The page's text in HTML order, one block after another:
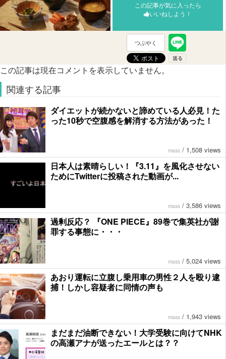
この記事が気に入ったら
いいねしよう！
つぶやく
この記事は現在コメントを表示していません。
関連する記事
ダイエットが続かないと諦めている人必見！た
った10秒で空腹感を解消する方法があった！
mass / 1,508 views
日本人は素晴らしい！『3.11』を風化させない
ためにTwitterに投稿された動画が...
mass / 3,586 views
過剰反応？ 『ONE PIECE』89巻で集英社が謝
罪する事態に・・・
mass / 5,024 views
あおり運転に立腹し乗用車の男性２人を殴り逮
捕！しかし容疑者に同情の声も
mass / 1,943 views
まだまだ油断できない！大学受験に向けてNHK
の高瀬アナが送ったエールとは？？